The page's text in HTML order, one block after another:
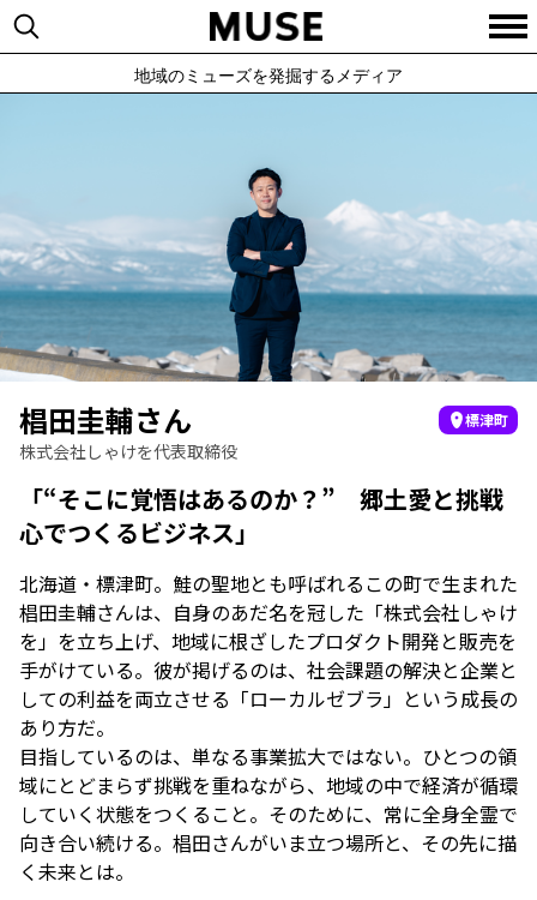
地域のミューズを発掘するメディア
椙田圭輔さん 標津町
株式会社しゃけを代表取締役
「“そこに覚悟はあるのか？” 郷土愛と挑戦
心でつくるビジネス」
北海道・標津町。鮭の聖地とも呼ばれるこの町で生まれた
椙田圭輔さんは、自身のあだ名を冠した「株式会社しゃけ
を」を立ち上げ、地域に根ざしたプロダクト開発と販売を
手がけている。彼が掲げるのは、社会課題の解決と企業と
しての利益を両立させる「ローカルゼブラ」という成長の
あり方だ。
目指しているのは、単なる事業拡大ではない。ひとつの領
域にとどまらず挑戦を重ねながら、地域の中で経済が循環
していく状態をつくること。そのために、常に全身全霊で
向き合い続ける。椙田さんがいま立つ場所と、その先に描
く未来とは。